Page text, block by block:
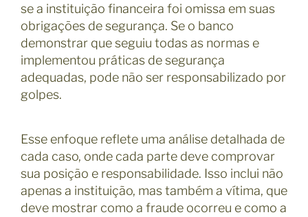
se a instituição financeira foi omissa em suas
obrigações de segurança. Se o banco
demonstrar que seguiu todas as normas e
implementou práticas de segurança
adequadas, pode não ser responsabilizado por
golpes.
Esse enfoque reflete uma análise detalhada de
cada caso, onde cada parte deve comprovar
sua posição e responsabilidade. Isso inclui não
apenas a instituição, mas também a vítima, que
deve mostrar como a fraude ocorreu e como a